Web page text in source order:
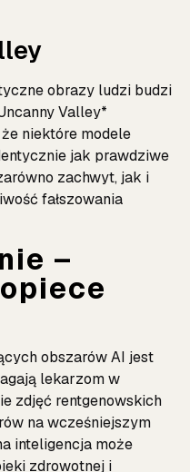
obrazy ludzi budzi
Valley*
niektóre modele
jak prawdziwe
zachwyt, jak i
fałszowania
–
obszarów AI jest
lekarzom w
zdjęć rentgenowskich
na wcześniejszym
inteligencja może
zdrowotnej i